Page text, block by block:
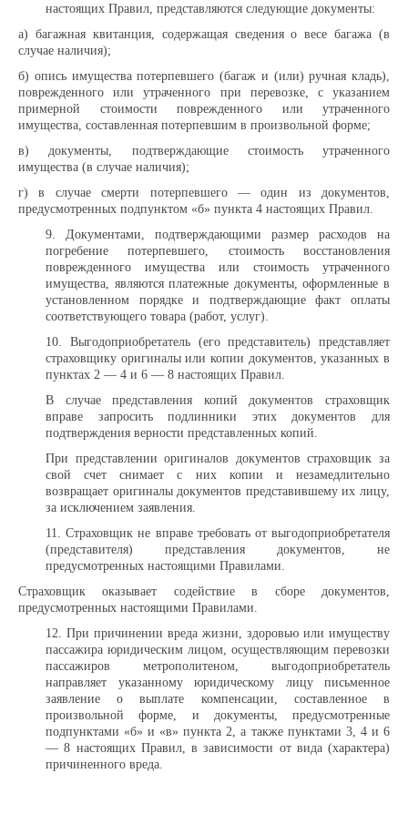
настоящих Правил, представляются следующие документы:
а) багажная квитанция, содержащая сведения о весе багажа (в
случае наличия);
б) опись имущества потерпевшего (багаж и (или) ручная кладь),
поврежденного или утраченного при перевозке, с указанием
примерной стоимости поврежденного или утраченного
имущества, составленная потерпевшим в произвольной форме;
в) документы, подтверждающие стоимость утраченного
имущества (в случае наличия);
г) в случае смерти потерпевшего — один из документов,
предусмотренных подпунктом «б» пункта 4 настоящих Правил.
9. Документами, подтверждающими размер расходов на
погребение потерпевшего, стоимость восстановления
поврежденного имущества или стоимость утраченного
имущества, являются платежные документы, оформленные в
установленном порядке и подтверждающие факт оплаты
соответствующего товара (работ, услуг).
10. Выгодоприобретатель (его представитель) представляет
страховщику оригиналы или копии документов, указанных в
пунктах 2 — 4 и 6 — 8 настоящих Правил.
В случае представления копий документов страховщик
вправе запросить подлинники этих документов для
подтверждения верности представленных копий.
При представлении оригиналов документов страховщик за
свой счет снимает с них копии и незамедлительно
возвращает оригиналы документов представившему их лицу,
за исключением заявления.
11. Страховщик не вправе требовать от выгодоприобретателя
(представителя) представления документов, не
предусмотренных настоящими Правилами.
Страховщик оказывает содействие в сборе документов,
предусмотренных настоящими Правилами.
12. При причинении вреда жизни, здоровью или имуществу
пассажира юридическим лицом, осуществляющим перевозки
пассажиров метрополитеном, выгодоприобретатель
направляет указанному юридическому лицу письменное
заявление о выплате компенсации, составленное в
произвольной форме, и документы, предусмотренные
подпунктами «б» и «в» пункта 2, а также пунктами 3, 4 и 6
— 8 настоящих Правил, в зависимости от вида (характера)
причиненного вреда.